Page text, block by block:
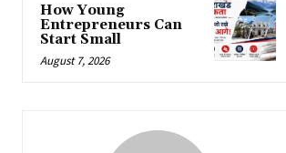
How Young
Entrepreneurs Can
Start Small
August 7, 2026